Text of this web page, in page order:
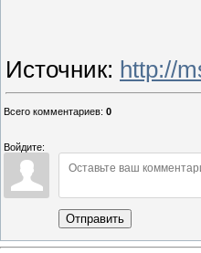
Источник: http://
Всего комментариев: 0
Войдите:
Отправить